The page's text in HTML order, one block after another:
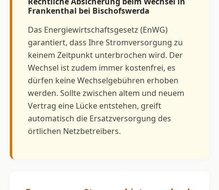
Frankenthal bei Bischofswerda
Das Energiewirtschaftsgesetz (EnWG)
garantiert, dass Ihre Stromversorgung zu
keinem Zeitpunkt unterbrochen wird. Der
Wechsel ist zudem immer kostenfrei, es
dürfen keine Wechselgebühren erhoben
werden. Sollte zwischen altem und neuem
Vertrag eine Lücke entstehen, greift
automatisch die Ersatzversorgung des
örtlichen Netzbetreibers.